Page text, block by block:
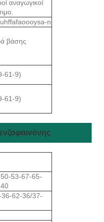
αναγωγικοί
n
βάσης
61-9)
61-9)
53-67-65-
62-36/37-